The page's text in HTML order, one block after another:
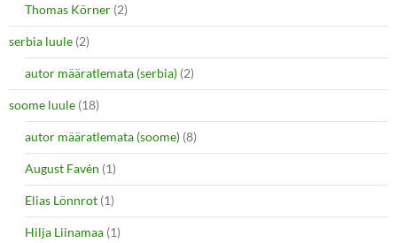
Thomas Körner (2)
serbia luule (2)
autor määratlemata (serbia) (2)
soome luule (18)
autor määratlemata (soome) (8)
August Favén (1)
Elias Lönnrot (1)
Hilja Liinamaa (1)